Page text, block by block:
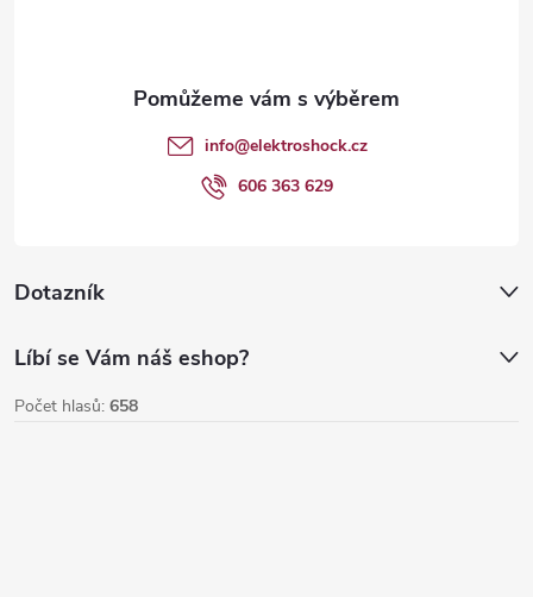
info@elektroshock.cz
606 363 629
Dotazník
Líbí se Vám náš eshop?
Počet hlasů: 658